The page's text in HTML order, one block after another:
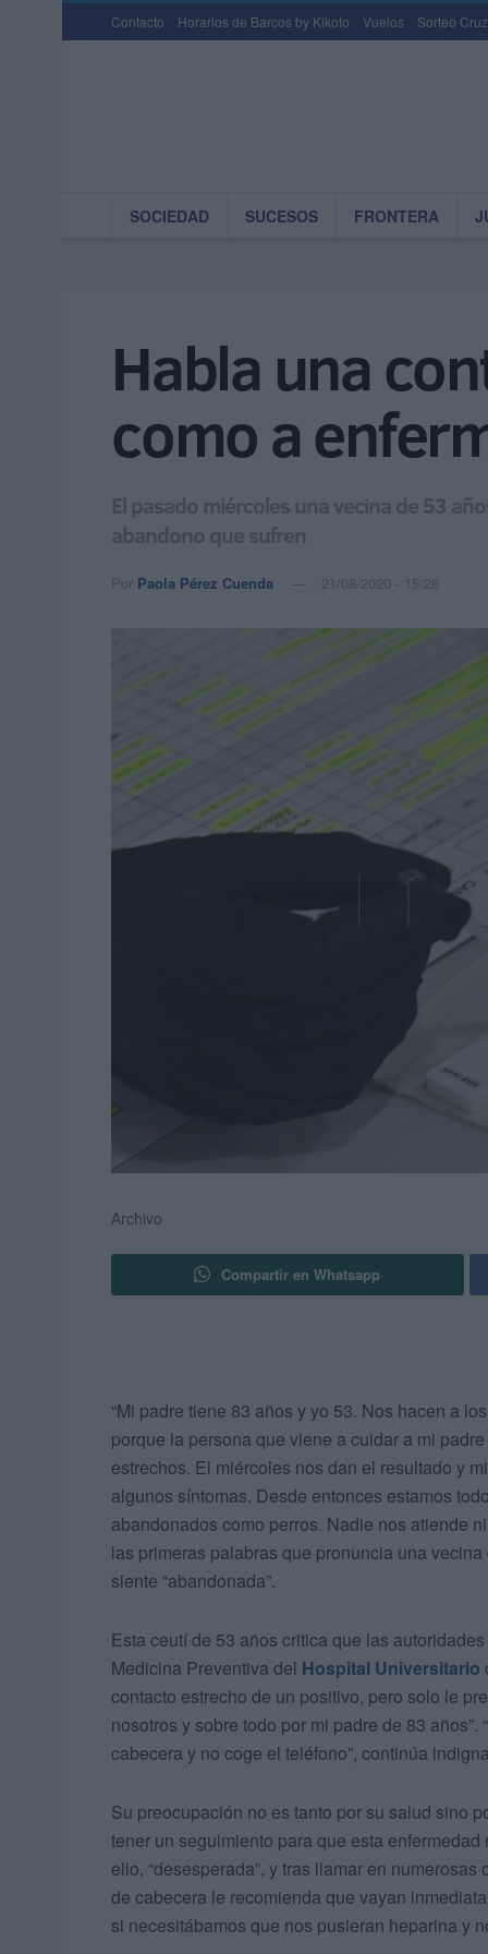
Contacto Horarios de Barcos by Kikoto Vuelos Sorteo
SOCIEDAD SUCESOS FRONTERA
Habla una
como a
El pasado miércoles una vecina de 53
abandono que sufren
Por Paola Pérez Cuenda 21/08/2020 - 15:28
Archivo
Compartir en Whatsapp
“Mi padre tiene 83 años y yo 53. Nos hacen a
porque la persona que viene a cuidar a mi
estrechos. El miércoles nos dan el resultado y
algunos síntomas. Desde entonces estamos
abandonados como perros. Nadie nos atiende
las primeras palabras que pronuncia una vecina
siente “abandonada”.
Esta ceutí de 53 años critica que las
Medicina Preventiva del Hospital Universitario
contacto estrecho de un positivo, pero solo le
nosotros y sobre todo por mi padre de 83
cabecera y no coge el teléfono”, continúa
Su preocupación no es tanto por su salud sino
tener un seguimiento para que esta
ello, “desesperada”, y tras llamar en
de cabecera le recomienda que vayan
si necesitábamos que nos pusieran heparina y